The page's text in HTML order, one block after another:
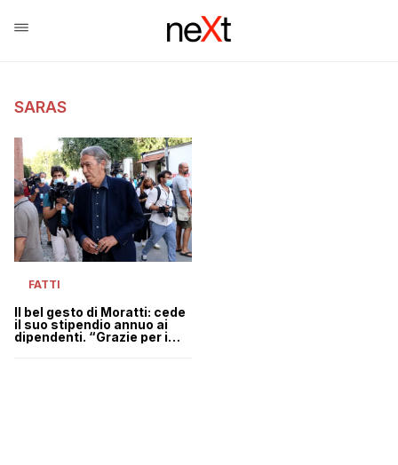
SARAS
FATTI
Il bel gesto di Moratti: cede
il suo stipendio annuo ai
dipendenti. “Grazie per i